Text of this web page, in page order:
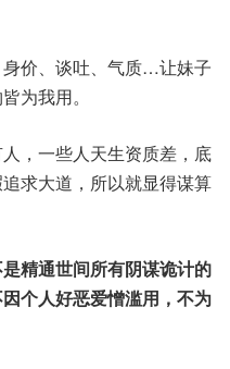
价、谈吐、气质…让妹子
为我用。
，一些人天生资质差，底
求大道，所以就显得谋算
精通世间所有阴谋诡计的
个人好恶爱憎滥用，不为